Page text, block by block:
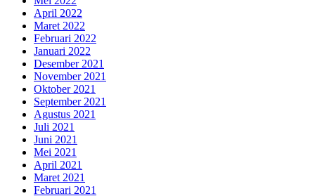
April 2022
Maret 2022
Februari 2022
Januari 2022
Desember 2021
November 2021
Oktober 2021
September 2021
Agustus 2021
Juli 2021
Juni 2021
Mei 2021
April 2021
Maret 2021
Februari 2021